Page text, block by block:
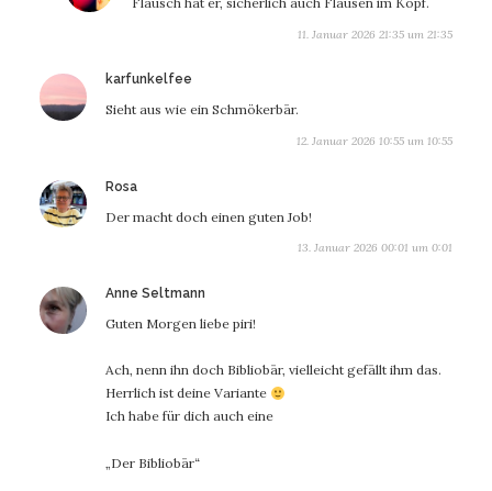
11. Januar 2026 21:35 um 21:35
karfunkelfee
Sieht aus wie ein Schmökerbär.
12. Januar 2026 10:55 um 10:55
Rosa
Der macht doch einen guten Job!
13. Januar 2026 00:01 um 0:01
Anne Seltmann
Guten Morgen liebe piri!
Ach, nenn ihn doch Bibliobär, vielleicht gefällt ihm das.
Herrlich ist deine Variante
Ich habe für dich auch eine
„Der Bibliobär“